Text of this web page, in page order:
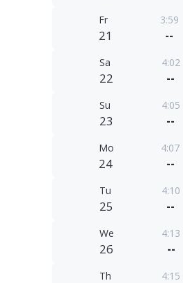
Fr
21
3:59
--
Sa
22
4:02
--
Su
23
4:05
--
Mo
24
4:07
--
Tu
25
4:10
--
We
26
4:13
--
Th 4:15